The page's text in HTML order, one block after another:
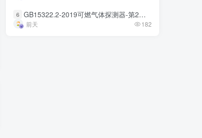
6 GB15322.2-2019可燃气体探测器-第2部分
前天 182
6 GB15322.2-2019可燃气体探测器-第2部分
前天 182